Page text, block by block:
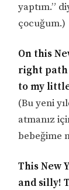
yaptım.”
çocuğum.)
On this
right path
to my
(Bu yeni
atmanız
bebeğime
This New
and silly!